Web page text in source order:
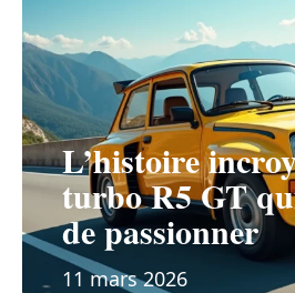
L’histoire
turbo R5 GT
de passionner
11 mars 2026